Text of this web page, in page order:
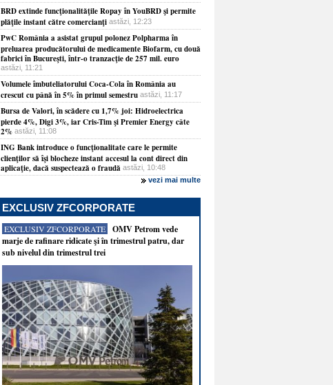
BRD extinde funcţionalităţile Ropay în YouBRD şi permite
plăţile instant către comercianţi astăzi, 12:23
PwC România a asistat grupul polonez Polpharma în
preluarea producătorului de medicamente Biofarm, cu două
fabrici în Bucureşti, într-o tranzacţie de 257 mil. euro
astăzi, 11:21
Volumele îmbuteliatorului Coca-Cola în România au
crescut cu până în 5% în primul semestru astăzi, 11:17
Bursa de Valori, în scădere cu 1,7% joi: Hidroelectrica
pierde 4%, Digi 3%, iar Cris-Tim şi Premier Energy câte
2% astăzi, 11:08
ING Bank introduce o funcţionalitate care le permite
clienţilor să îşi blocheze instant accesul la cont direct din
aplicaţie, dacă suspectează o fraudă astăzi, 10:48
vezi mai multe
EXCLUSIV ZFCORPORATE
EXCLUSIV ZFCORPORATE
OMV Petrom vede
marje de rafinare ridicate şi în trimestrul patru, dar
sub nivelul din trimestrul trei